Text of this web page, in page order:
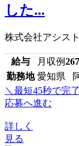
した...
株式会社アシス
給与 月収例
勤務地 愛知県
＼最短45秒で完
応募へ進む
詳しく
見る